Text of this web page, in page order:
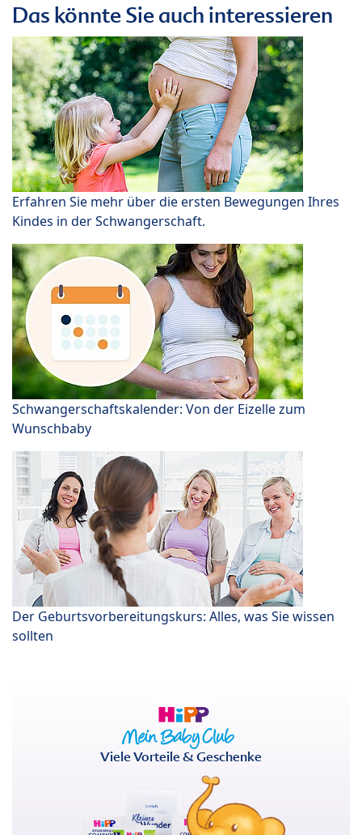
Das könnte Sie auch interessieren
Erfahren Sie mehr über die ersten Bewegungen Ihres
Kindes in der Schwangerschaft.
Schwangerschaftskalender: Von der Eizelle zum
Wunschbaby
Der Geburtsvorbereitungskurs: Alles, was Sie wissen
sollten
Viele Vorteile & Geschenke